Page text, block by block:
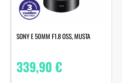
SONY E 50MM F1.8 OSS, MUSTA
339,90€